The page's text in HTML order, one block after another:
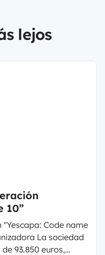
lejos
10”
Code name
La sociedad
93.850 euros,